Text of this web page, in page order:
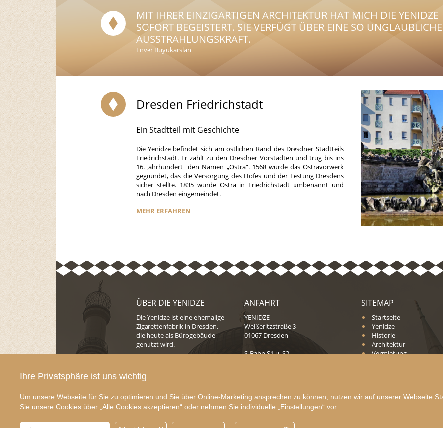
MIT IHRER EINZIGARTIGEN ARCHITEKTUR HAT MICH DIE YENIDZE
SOFORT BEGEISTERT. SIE VERFÜGT ÜBER EINE SO UNGLAUBLICHE
AUSSTRAHLUNGSKRAFT.
Enver Büyükarslan
Dresden Friedrichstadt
Ein Stadtteil mit Geschichte
Die Yenidze befindet sich am östlichen Rand des Dresdner Stadtteils
Friedrichstadt. Er zählt zu den Dresdner Vorstädten und trug bis ins
16. Jahrhundert den Namen „Ostra“. 1568 wurde das Ostravorwerk
gegründet, das die Versorgung des Hofes und der Festung Dresdens
sicher stellte. 1835 wurde Ostra in Friedrichstadt umbenannt und
nach Dresden eingemeindet.
MEHR ERFAHREN
ÜBER DIE YENIDZE
Die Yenidze ist eine ehemalige
Zigarettenfabrik in Dresden,
die heute als Bürogebäude
genutzt wird.
der EB
Immobilienmanagement
ANFAHRT
YENIDZE
Weißeritzstraße 3
01067 Dresden
S-Bahn S1 u. S2,
SITEMAP
Startseite
Yenidze
Historie
Architektur
Vermietung
Ihre Privatsphäre ist uns wichtig
Um unsere Webseite für Sie zu optimieren und Sie über Online-Marketing ansprechen zu können, nutzen wir auf unserer Webseite
Sie unsere Cookies über „Alle Cookies akzeptieren“ oder nehmen Sie individuelle „Einstellungen“ vor.